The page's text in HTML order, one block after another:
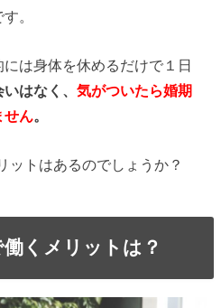
。
は身体を休めるだけで１日
いはなく、気がついたら婚期
せん。
ットはあるのでしょうか？
くメリットは？